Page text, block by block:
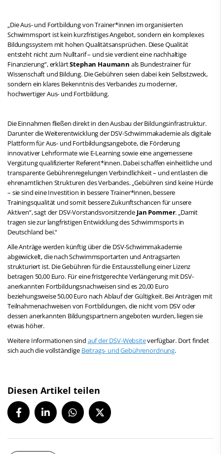
„Die Aus- und Fortbildung von Trainer*innen im organisierten
Schwimmsport ist kein kurzfristiges Angebot, sondern ein komplexes
Bildungssystem mit hohen Qualitätsansprüchen. Diese Qualität
entsteht nicht zum Nulltarif – und sie verdient eine nachhaltige
Finanzierung“, erklärtStephan Haumann als Bundestrainer für
Wissenschaft und Bildung. Die Gebühren seien dabei kein Selbstzweck,
sondern ein klares Bekenntnis des Verbandes zu moderner,
hochwertiger Aus- und Fortbildung.
Die Einnahmen fließen direkt in den Ausbau der Bildungsinfrastruktur.
Darunter die Weiterentwicklung der DSV-Schwimmakademie als digitale
Plattform für Aus- und Fortbildungsangebote, die Förderung
innovativer Lehrformate wie E-Learning sowie eine angemessene
Vergütung qualifizierter Referent*innen. Dabei schaffen einheitliche und
transparente Gebührenregelungen Verbindlichkeit – und entlasten die
ehrenamtlichen Strukturen des Verbandes. „Gebühren sind keine Hürde
– sie sind eine Investition in bessere Trainer*innen, bessere
Trainingsqualität und somit bessere Zukunftschancen für unsere
Aktiven“, sagt der DSV-Vorstandsvorsitzende Jan Pommer. „Damit
tragen sie zur langfristigen Entwicklung des Schwimmsports in
Deutschland bei.“
Alle Anträge werden künftig über die DSV-Schwimmakademie
abgewickelt, die nach Schwimmsportarten und Antragsarten
strukturiert ist. Die Gebühren für die Erstausstellung einer Lizenz
betragen 50,00 Euro. Für eine fristgerechte Verlängerung mit DSV-
anerkannten Fortbildungsnachweisen sind es 20,00 Euro
beziehungsweise 50,00 Euro nach Ablauf der Gültigkeit. Bei Anträgen mit
Teilnahmenachweisen von Fortbildungen, die nicht vom DSV oder
dessen anerkannten Bildungspartnern angeboten wurden, liegen sie
etwas höher.
Weitere Informationen sind auf der DSV-Websiteverfügbar. Dort findet
sich auch die vollständige Beitrags- und Gebührenordnung.
Diesen Artikel teilen